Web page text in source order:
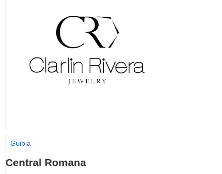
Guibia
Central Romana